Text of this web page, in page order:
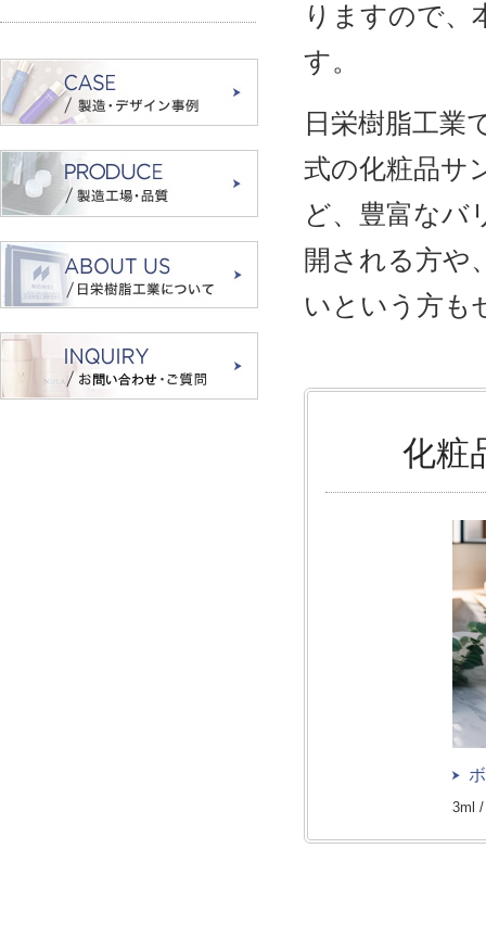
りますので、
す。
日栄樹脂工業
式の化粧品サ
ど、豊富なバ
開される方や
いという方も
化粧
3ml